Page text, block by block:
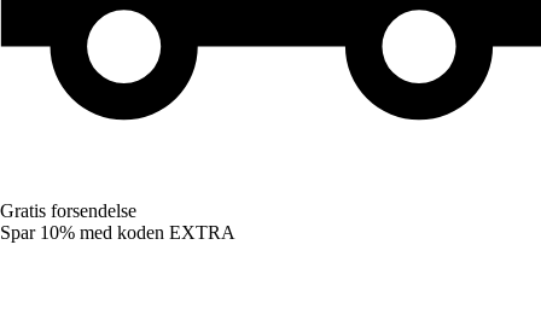
Gratis forsendelse
Spar 10% med koden EXTRA